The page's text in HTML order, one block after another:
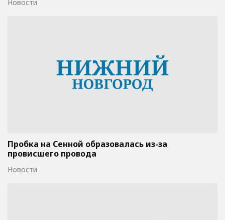
Новости
Пробка на Сенной образовалась из-за
провисшего провода
Новости